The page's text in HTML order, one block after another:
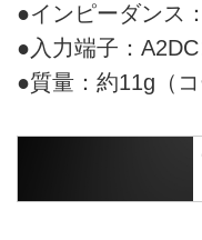
●インピーダンス
●入力端子：
●質量：約11g（コ